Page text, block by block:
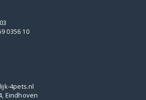
0356 10
4pets.nl
Eindhoven